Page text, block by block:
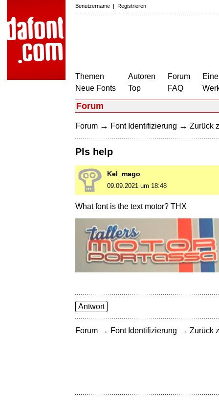
Benutzername | Registrieren
Themen
Neue Fonts
Autoren
Top
Forum
FAQ
Forum
Forum → Font Identifizierung → Zurück
Pls help
Kel_mago
09.09.2021 um 18:48
What font is the text motor? THX
Antwort
Forum → Font Identifizierung → Zurück